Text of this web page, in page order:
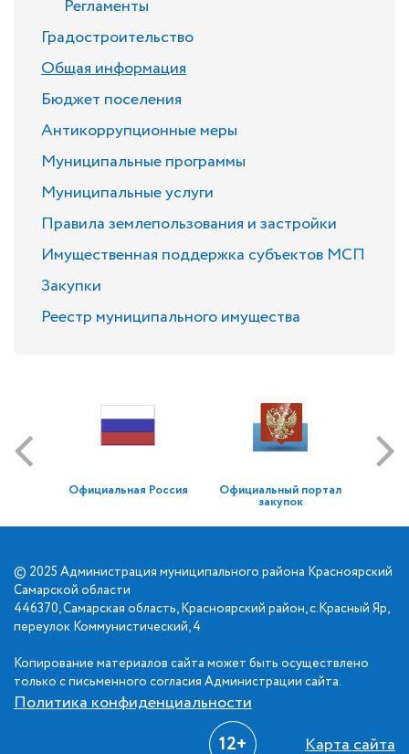
Регламенты
Градостроительство
Общая информация
Бюджет поселения
Антикоррупционные меры
Муниципальные программы
Муниципальные услуги
Правила землепользования и застройки
Имущественная поддержка субъектов МСП
Закупки
Реестр муниципального имущества
Официальная Россия Официальный портал
закупок
© 2025 Администрация муниципального района Красноярский
Самарской области
446370, Самарская область, Красноярский район, с.Красный Яр,
переулок Коммунистический, 4
Копирование материалов сайта может быть осуществлено
только с письменного согласия Администрации сайта.
Политика конфиденциальности
12+ Карта сайта